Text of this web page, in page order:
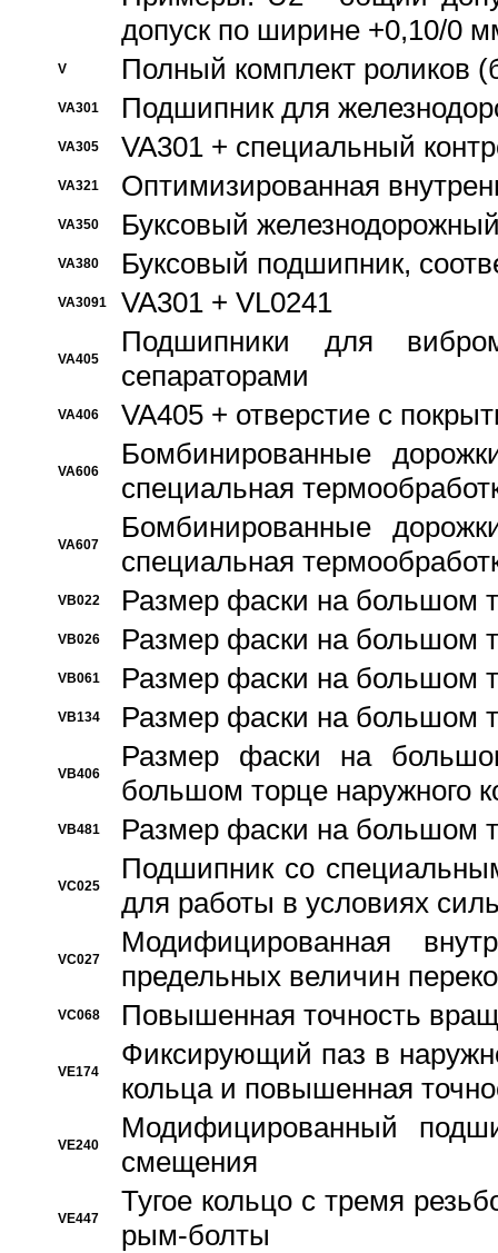
допуск по ширине +0,10/0
V Полный комплект роликов
VA301 Подшипник для
VA305 VA301 + специальный
VA321 Оптимизированная
VA350 Буксовый
VA380 Буксовый подшипник,
VA3091 VA301 + VL0241
VA405
Подшипники для
сепараторами
VA406 VA405 + отверстие с
VA606
Бомбинированные
специальная
VA607
Бомбинированные
специальная
VB022 Размер фаски на большом
VB026 Размер фаски на большом
VB061 Размер фаски на большом
VB134 Размер фаски на большом
VB406
Размер фаски на
большом торце наружного
VB481 Размер фаски на большом
VC025
Подшипник со
для работы в условиях
VC027
Модифицированная
предельных величин
VC068 Повышенная точность
VE174
Фиксирующий паз в
кольца и повышенная
VE240
Модифицированный
смещения
VE447
Тугое кольцо с тремя
рым-болты